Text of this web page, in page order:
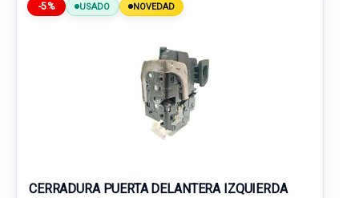
-5% USADO NOVEDAD
CERRADURA PUERTA DELANTERA IZQUIERDA